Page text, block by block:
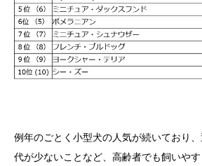
例年のごとく小型犬の人気が続いており
代が少ないことなど、高齢者でも飼いやす